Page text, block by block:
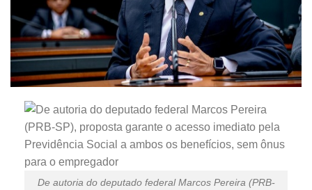
De autoria do deputado federal Marcos Pereira (PRB-